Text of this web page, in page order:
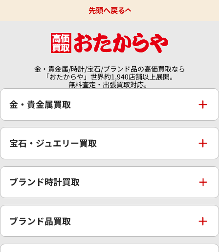
先頭へ戻る
金・貴金属/時計/宝石/ブランド品の高価買取なら
「おたからや」世界約1,940店舗以上展開。
無料査定・出張買取対応。
金・貴金属買取
金の相場価格情報
金の参考買取価格一覧
宝石・ジュエリー買取
宝石・ジュエリー買取
ダイヤモンド買取
ダイヤモンド・宝石の参考価格一覧
ブランド時計買取
ロレックス買取
ブランド品買取